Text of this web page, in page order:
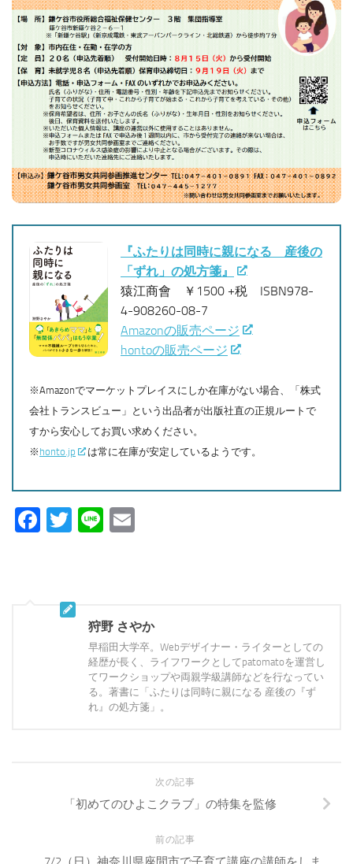
『ふたりは同時に親になる 産後の
「ずれ」の処方箋』
猿江商會 ￥1500 +税 ISBN978-
4-908260-08-7
Amazonの販売ページ
hontoの販売ページ
※Amazonでマーケットプレイスにしか在庫がない場合、「株式
会社トランスビュー」という出品者が出版社直の正規ルートで
すから安心してお買い求めください。
※ honto.jp は常に在庫が安定しているようです。
Facebook
Twitter
Line
狩野 さやか
早稲田大学卒。Webデザイナー・ライターとしての
経歴が長く、ライフワークとしてpatomatoを運営し
てワークショップや両親学級講師などを行なってい
る。著書に「ふたりは同時に親になる 産後の『ず
れ』の処方箋」。
次の記事
「初めてのひよこクラブ」の特集を監修
前の記事